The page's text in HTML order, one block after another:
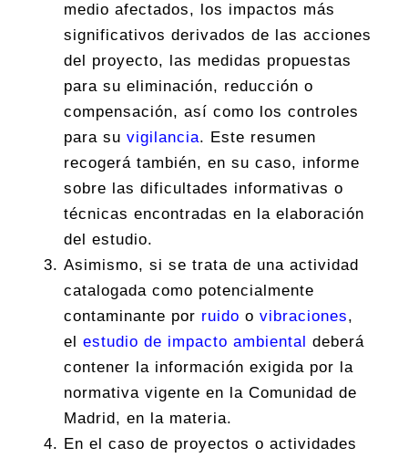
medio afectados, los impactos más
significativos derivados de las acciones
del proyecto, las medidas propuestas
para su eliminación, reducción o
compensación, así como los controles
para su vigilancia. Este resumen
recogerá también, en su caso, informe
sobre las dificultades informativas o
técnicas encontradas en la elaboración
del estudio.
Asimismo, si se trata de una actividad
catalogada como potencialmente
contaminante por ruido o vibraciones,
el estudio de impacto ambiental deberá
contener la información exigida por la
normativa vigente en la Comunidad de
Madrid, en la materia.
En el caso de proyectos o actividades